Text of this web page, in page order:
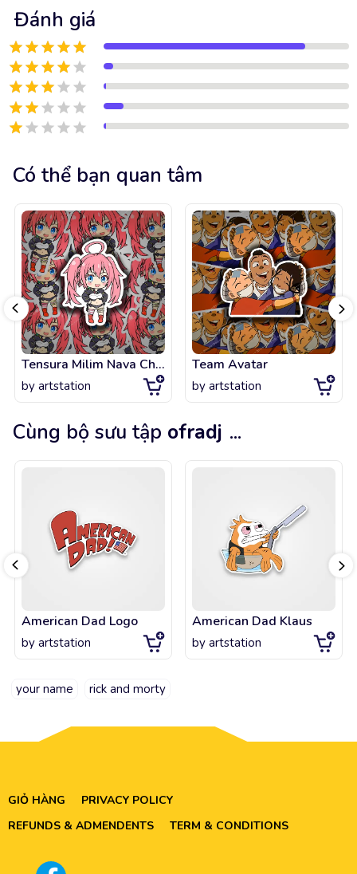
Đánh giá
Có thể bạn quan tâm
Tensura Milim Nava Chibi
by artstation
Team Avatar
by artstation
Cùng bộ sưu tập ofradj ...
American Dad Logo
by artstation
American Dad Klaus
by artstation
your name rick and morty
GIỎ HÀNG
PRIVACY POLICY
REFUNDS & ADMENDENTS
TERM & CONDITIONS